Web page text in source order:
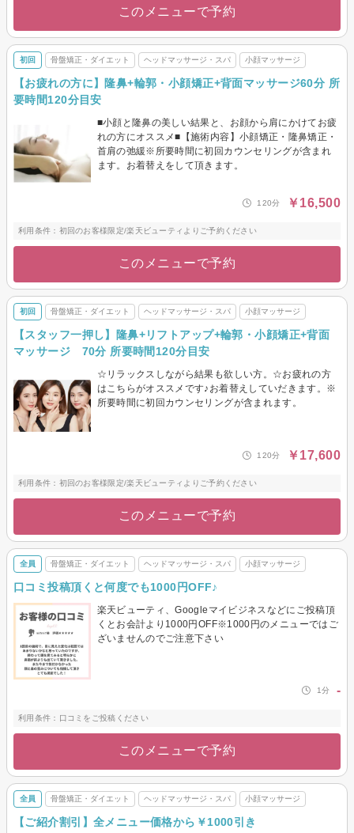
このメニューで予約
初回 骨盤矯正・ダイエット ヘッドマッサージ・スパ 小顔マッサージ
【お疲れの方に】隆鼻+輪郭・小顔矯正+背面マッサージ60分 所
要時間120分目安
■小顔と隆鼻の美しい結果と、お顔から肩にかけてお疲
れの方にオススメ■【施術内容】小顔矯正・隆鼻矯正・
首肩の弛緩※所要時間に初回カウンセリングが含まれ
ます。お着替えをして頂きます。
120分 ￥16,500
利用条件：初回のお客様限定/楽天ビューティよりご予約ください
このメニューで予約
初回 骨盤矯正・ダイエット ヘッドマッサージ・スパ 小顔マッサージ
【スタッフ一押し】隆鼻+リフトアップ+輪郭・小顔矯正+背面
マッサージ 70分 所要時間120分目安
☆リラックスしながら結果も欲しい方。☆お疲れの方
はこちらがオススメです♪お着替えしていだきます。※
所要時間に初回カウンセリングが含まれます。
120分 ￥17,600
利用条件：初回のお客様限定/楽天ビューティよりご予約ください
このメニューで予約
全員 骨盤矯正・ダイエット ヘッドマッサージ・スパ 小顔マッサージ
口コミ投稿頂くと何度でも1000円OFF♪
楽天ビューティ、Googleマイビジネスなどにご投稿頂
くとお会計より1000円OFF※1000円のメニューではご
ざいませんのでご注意下さい
1分 -
利用条件：口コミをご投稿ください
このメニューで予約
全員 骨盤矯正・ダイエット ヘッドマッサージ・スパ 小顔マッサージ
【ご紹介割引】全メニュー価格から￥1000引き